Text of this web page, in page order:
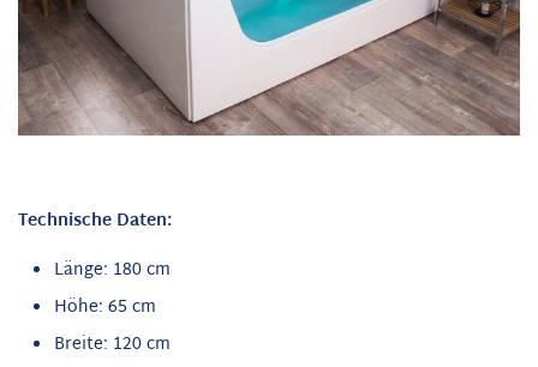
Technische Daten:
Länge: 180 cm
Höhe: 65 cm
Breite: 120 cm